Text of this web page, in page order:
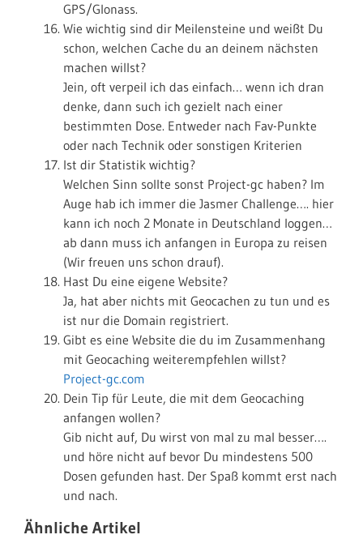
GPS/Glonass.
Wie wichtig sind dir Meilensteine und weißt Du
schon, welchen Cache du an deinem nächsten
machen willst?
Jein, oft verpeil ich das einfach… wenn ich dran
denke, dann such ich gezielt nach einer
bestimmten Dose. Entweder nach Fav-Punkte
oder nach Technik oder sonstigen Kriterien
Ist dir Statistik wichtig?
Welchen Sinn sollte sonst Project-gc haben? Im
Auge hab ich immer die Jasmer Challenge…. hier
kann ich noch 2 Monate in Deutschland loggen…
ab dann muss ich anfangen in Europa zu reisen
(Wir freuen uns schon drauf).
Hast Du eine eigene Website?
Ja, hat aber nichts mit Geocachen zu tun und es
ist nur die Domain registriert.
Gibt es eine Website die du im Zusammenhang
mit Geocaching weiterempfehlen willst?
Project-gc.com
Dein Tip für Leute, die mit dem Geocaching
anfangen wollen?
Gib nicht auf, Du wirst von mal zu mal besser….
und höre nicht auf bevor Du mindestens 500
Dosen gefunden hast. Der Spaß kommt erst nach
und nach.
Ähnliche Artikel